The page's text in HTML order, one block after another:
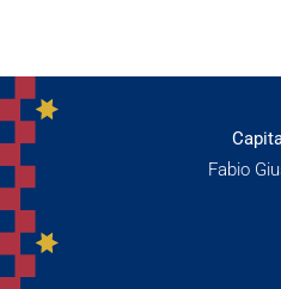
Fabio